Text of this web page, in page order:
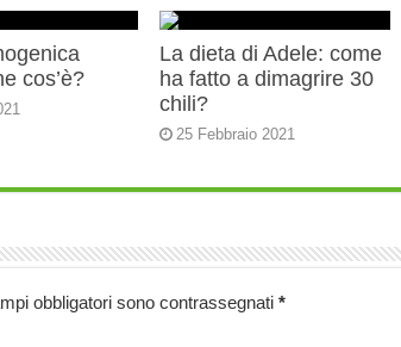
cos’è?
La dieta di Adele: come
ha fatto a dimagrire 30
chili?
25 Febbraio 2021
obbligatori sono contrassegnati *